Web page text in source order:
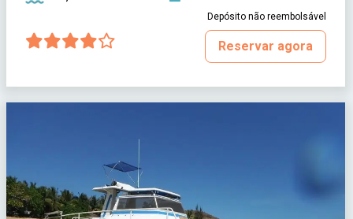
Depósito não reembolsável
Reservar agora